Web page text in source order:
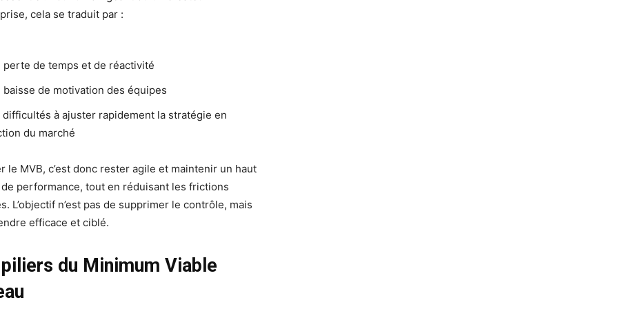
cela se traduit par :
perte de temps et de réactivité
baisse de motivation des équipes
difficultés à ajuster rapidement la stratégie en
du marché
le MVB, c’est donc rester agile et maintenir un haut
performance, tout en réduisant les frictions
L’objectif n’est pas de supprimer le contrôle, mais
efficace et ciblé.
du Minimum Viable